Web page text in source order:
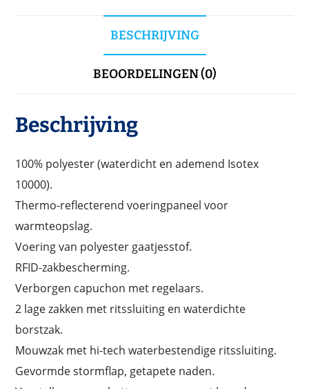
BESCHRIJVING
BEOORDELINGEN (0)
Beschrijving
100% polyester (waterdicht en ademend Isotex
10000).
Thermo-reflecterend voeringpaneel voor
warmteopslag.
Voering van polyester gaatjesstof.
RFID-zakbescherming.
Verborgen capuchon met regelaars.
2 lage zakken met ritssluiting en waterdichte
borstzak.
Mouwzak met hi-tech waterbestendige ritssluiting.
Gevormde stormflap, getapete naden.